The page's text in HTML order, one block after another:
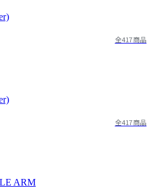
全417商品
全417商品